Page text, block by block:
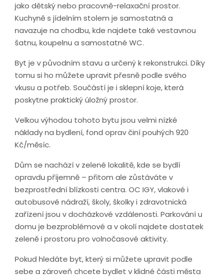
jako dětský nebo pracovně-relaxační prostor.
Kuchyně s jídelním stolem je samostatná a
navazuje na chodbu, kde najdete také vestavnou
šatnu, koupelnu a samostatné WC.
Byt je v původním stavu a určený k rekonstrukci. Díky
tomu si ho můžete upravit přesně podle svého
vkusu a potřeb. Součástí je i sklepní koje, která
poskytne praktický úložný prostor.
Velkou výhodou tohoto bytu jsou velmi nízké
náklady na bydlení, fond oprav činí pouhých 920
Kč/měsíc.
Dům se nachází v zelené lokalitě, kde se bydlí
opravdu příjemně – přitom ale zůstáváte v
bezprostřední blízkosti centra. OC IGY, vlakové i
autobusové nádraží, školy, školky i zdravotnická
zařízení jsou v docházkové vzdálenosti. Parkování u
domu je bezproblémové a v okolí najdete dostatek
zeleně i prostoru pro volnočasové aktivity.
Pokud hledáte byt, který si můžete upravit podle
sebe a zároveň chcete bydlet v klidné části města